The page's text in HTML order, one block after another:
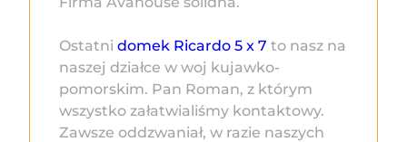
Ostatni domek Ricardo 5 x 7 to nasz na
naszej działce w woj kujawko-
pomorskim. Pan Roman, z którym
wszystko załatwialiśmy kontaktowy.
Zawsze oddzwaniał, w razie naszych